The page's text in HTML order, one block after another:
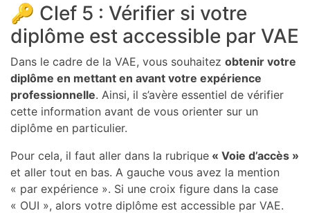
🔑 Clef 5 : Vérifier si votre
diplôme est accessible par VAE
Dans le cadre de la VAE, vous souhaitez obtenir votre
diplôme en mettant en avant votre expérience
professionnelle. Ainsi, il s’avère essentiel de vérifier
cette information avant de vous orienter sur un
diplôme en particulier.
Pour cela, il faut aller dans la rubrique « Voie d’accès »
et aller tout en bas. A gauche vous avez la mention
« par expérience ». Si une croix figure dans la case
« OUI », alors votre diplôme est accessible par VAE.